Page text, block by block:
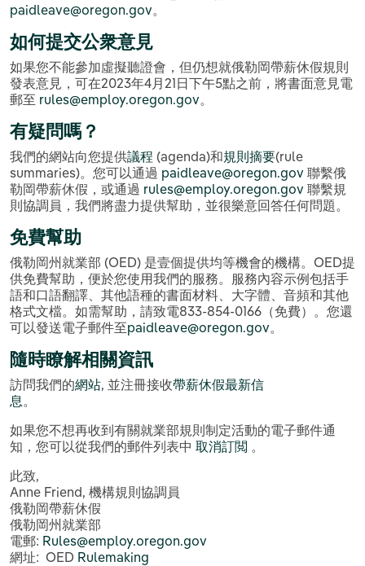
paidleave@oregon.gov。
如何提交公衆意見
如果您不能參加虛擬聽證會，但仍想就俄勒岡帶薪休假規則
發表意見，可在2023年4月21日下午5點之前，將書面意見電
郵至 rules@employ.oregon.gov。
有疑問嗎？
我們的網站向您提供議程 (agenda)和規則摘要(rule
summaries)。您可以通過 paidleave@oregon.gov 聯繫俄
勒岡帶薪休假，或通過 rules@employ.oregon.gov 聯繫規
則協調員，我們將盡力提供幫助，並很樂意回答任何問題。
免費幫助
俄勒岡州就業部 (OED) 是壹個提供均等機會的機構。OED提
供免費幫助，便於您使用我們的服務。服務內容示例包括手
語和口語翻譯、其他語種的書面材料、大字體、音頻和其他
格式文檔。如需幫助，請致電833-854-0166（免費）。您還
可以發送電子郵件至paidleave@oregon.gov。
隨時瞭解相關資訊
訪問我們的網站, 並注冊接收帶薪休假最新信
息 。
如果您不想再收到有關就業部規則制定活動的電子郵件通
知，您可以從我們的郵件列表中 取消訂閲 。
此致,
Anne Friend, 機構規則協調員
俄勒岡帶薪休假
俄勒岡州就業部
電郵: Rules@employ.oregon.gov
網址: OED Rulemaking